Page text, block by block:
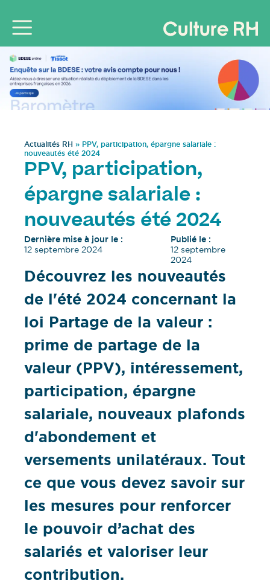
Actualités RH » PPV, participation, épargne salariale :
nouveautés été 2024
PPV, participation,
épargne salariale :
nouveautés été 2024
Dernière mise à jour le :
12 septembre 2024
Publié le :
12 septembre
2024
Découvrez les nouveautés
de l'été 2024 concernant la
loi Partage de la valeur :
prime de partage de la
valeur (PPV), intéressement,
participation, épargne
salariale, nouveaux plafonds
d'abondement et
versements unilatéraux. Tout
ce que vous devez savoir sur
les mesures pour renforcer
le pouvoir d’achat des
salariés et valoriser leur
contribution.